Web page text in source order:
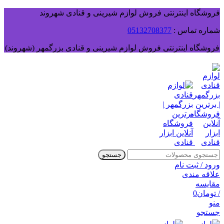
فروشگاه اینترنتی فروش لوازم شیرینی و قنادی شهروند
شماره تماس : 05132708377
فروشگاه اینترنتی فروش لوازم شیرینی و قنادی بزرگمهر (شهروند)
جستجو
ورود / ثبت نام
علاقه مندی
مقایسه
/ تومان0
منو
جستجو